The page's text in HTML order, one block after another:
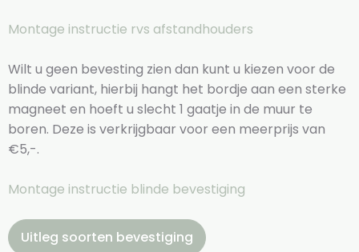
Montage instructie rvs afstandhouders
Wilt u geen bevesting zien dan kunt u kiezen voor de
blinde variant, hierbij hangt het bordje aan een sterke
magneet en hoeft u slecht 1 gaatje in de muur te
boren. Deze is verkrijgbaar voor een meerprijs van
€5,-.
Montage instructie blinde bevestiging
Uitleg soorten bevestiging